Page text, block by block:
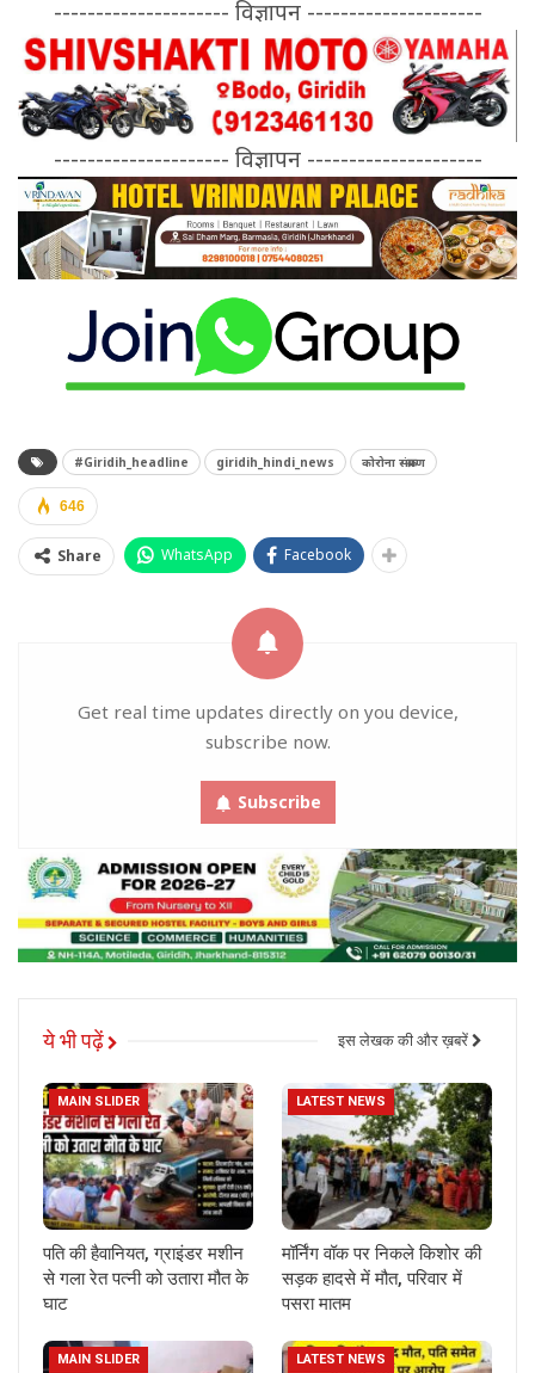
--------------------- विज्ञापन ---------------------
--------------------- विज्ञापन ---------------------
#Giridih_headline giridih_hindi_news कोरोना संक्रमण
646
Share WhatsApp Facebook
Get real time updates directly on you device,
subscribe now.
Subscribe
ये भी पढ़ें इस लेखक की और ख़बरें
MAIN SLIDER
पति की हैवानियत, ग्राइंडर मशीन
से गला रेत पत्नी को उतारा मौत के
घाट
LATEST NEWS
मॉर्निंग वॉक पर निकले किशोर की
सड़क हादसे में मौत, परिवार में
पसरा मातम
MAIN SLIDER LATEST NEWS